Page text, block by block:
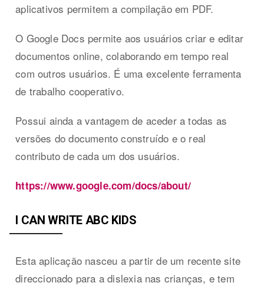
aplicativos permitem a compilação em PDF.
O Google Docs permite aos usuários criar e editar
documentos online, colaborando em tempo real
com outros usuários. É uma excelente ferramenta
de trabalho cooperativo.
Possui ainda a vantagem de aceder a todas as
versões do documento construído e o real
contributo de cada um dos usuários.
https://www.google.com/docs/about/
I CAN WRITE ABC KIDS
Esta aplicação nasceu a partir de um recente site
direccionado para a dislexia nas crianças, e tem